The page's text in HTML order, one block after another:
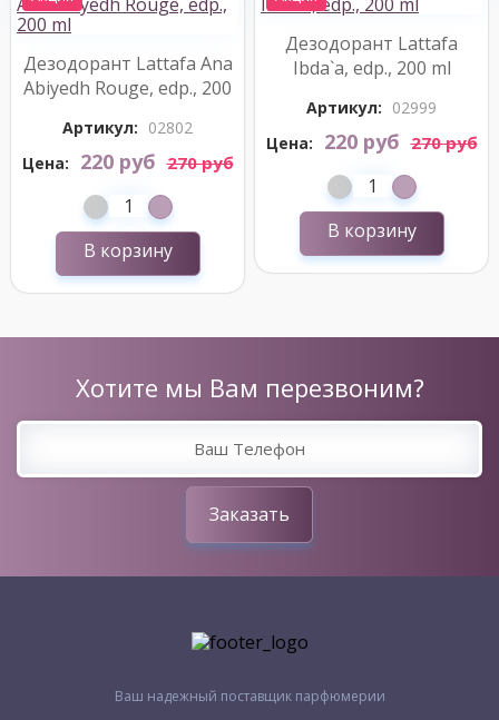
Дезодорант Lattafa Ana
Abiyedh Rouge, edp., 200
Артикул: 02802
Цена:
220 руб 270 руб
В корзину
Дезодорант Lattafa
Ibda`a, edp., 200 ml
Артикул: 02999
Цена:
220 руб 270 руб
В корзину
Хотите мы Вам перезвоним?
Заказать
Ваш надежный поставщик парфюмерии